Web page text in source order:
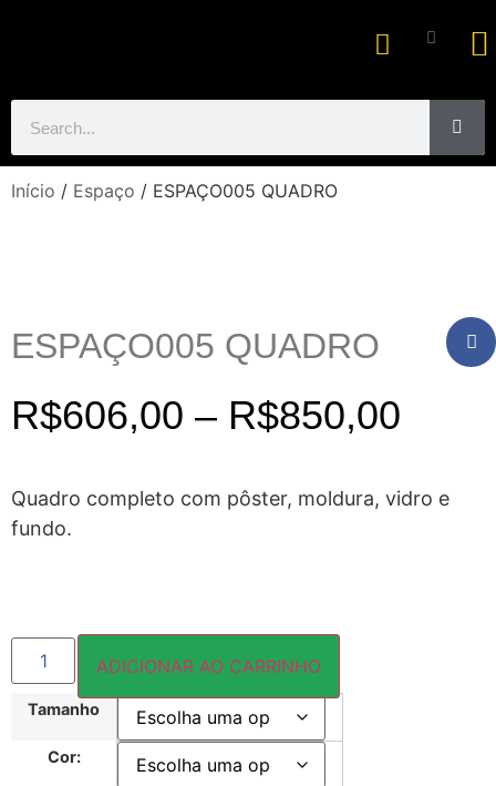
Início / Espaço / ESPAÇO005 QUADRO
ESPAÇO005 QUADRO
R$606,00 – R$850,00
Quadro completo com pôster, moldura, vidro e
fundo.
Tamanho
Cor:
ADICIONAR AO CARRINHO